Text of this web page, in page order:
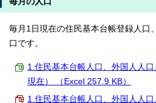
毎月1日現在の住民基本台帳登録人口
口です。
1.住民基本台帳人口、外国人人
現在） （Excel 257.9 KB）
1.住民基本台帳人口、外国人人